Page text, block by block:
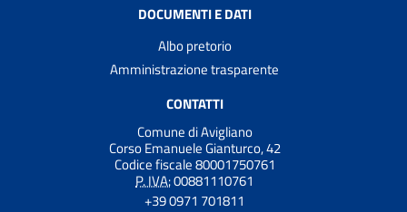
DOCUMENTI E DATI
Albo pretorio
Amministrazione trasparente
CONTATTI
Comune di Avigliano
Corso Emanuele Gianturco, 42
Codice fiscale 80001750761
P. IVA:00881110761
+39 0971 701811